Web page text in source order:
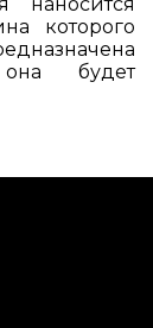
которого
будет